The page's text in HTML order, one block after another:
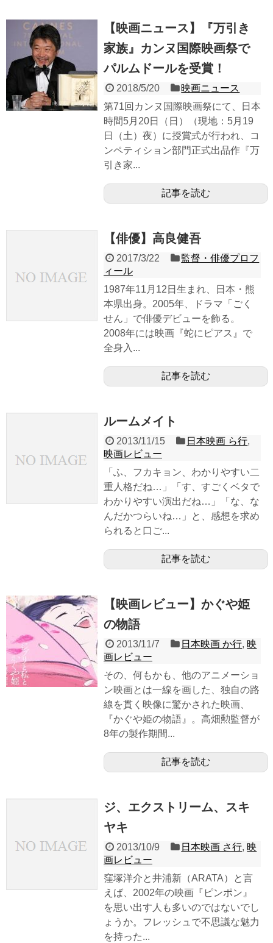
【映画ニュース】『万引き
家族』カンヌ国際映画祭で
パルムドールを受賞！
2018/5/20
映画ニュース
第71回カンヌ国際映画祭にて、日本
時間5月20日（日）（現地：5月19
日（土）夜）に授賞式が行われ、コ
ンペティション部門正式出品作『万
引き家...
記事を読む
【俳優】高良健吾
2017/3/22
監督・俳優プロフ
ィール
1987年11月12日生まれ、日本・熊
本県出身。2005年、ドラマ「ごく
せん」で俳優デビューを飾る。
2008年には映画『蛇にピアス』で
全身入...
記事を読む
ルームメイト
2013/11/15 日本映画 ら行,
映画レビュー
「ふ、フカキョン、わかりやすい二
重人格だね…」「す、すごくベタで
わかりやすい演出だね…」「な、な
んだかつらいね…」と、感想を求め
られると口ご...
記事を読む
【映画レビュー】かぐや姫
の物語
2013/11/7 日本映画 か行, 映
画レビュー
その、何もかも、他のアニメーショ
ン映画とは一線を画した、独自の路
線を貫く映像に驚かされた映画、
『かぐや姫の物語』。高畑勲監督が
8年の製作期間...
記事を読む
ジ、エクストリーム、スキ
ヤキ
2013/10/9 日本映画 さ行, 映
画レビュー
窪塚洋介と井浦新（ARATA）と言
えば、2002年の映画『ピンポン』
を思い出す人も多いのではないでし
ょうか。フレッシュで不思議な魅力
を持った...